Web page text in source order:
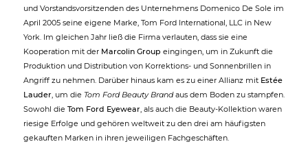
und Vorstandsvorsitzenden des Unternehmens Domenico De Sole im
April 2005 seine eigene Marke, Tom Ford International, LLC in New
York. Im gleichen Jahr ließ die Firma verlauten, dass sie eine
Kooperation mit der Marcolin Group eingingen, um in Zukunft die
Produktion und Distribution von Korrektions- und Sonnenbrillen in
Angriff zu nehmen. Darüber hinaus kam es zu einer Allianz mit Estée
Lauder, um die Tom Ford Beauty Brandaus dem Boden zu stampfen.
Sowohl die Tom Ford Eyewear, als auch die Beauty-Kollektion waren
riesige Erfolge und gehören weltweit zu den drei am häufigsten
gekauften Marken in ihren jeweiligen Fachgeschäften.